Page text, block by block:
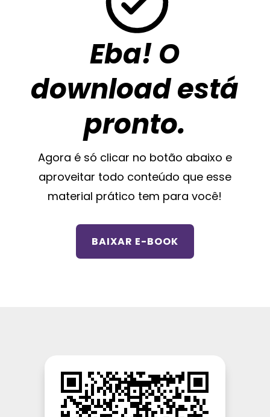
Eba! O
download está
pronto.
Agora é só clicar no botão abaixo e
aproveitar todo conteúdo que esse
material prático tem para você!
BAIXAR E-BOOK